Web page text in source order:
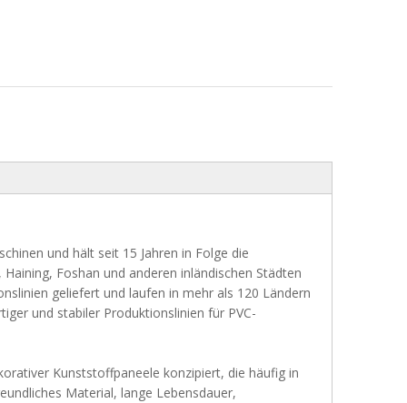
und hält seit 15 Jahren in Folge die
Foshan und anderen inländischen Städten
geliefert und laufen in mehr als 120 Ländern
und stabiler Produktionslinien für PVC-
Kunststoffpaneele konzipiert, die häufig in
Material, lange Lebensdauer,